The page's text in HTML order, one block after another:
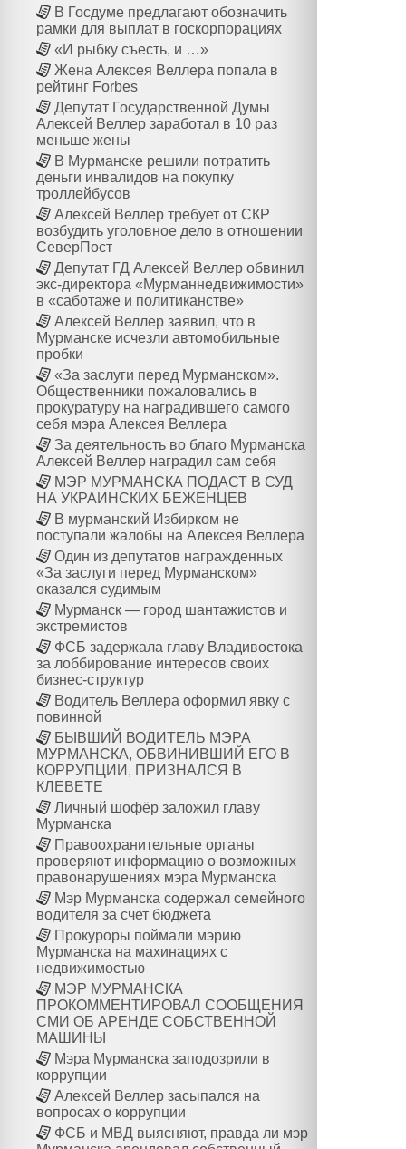
В Госдуме предлагают обозначить
рамки для выплат в госкорпорациях
«И рыбку съесть, и …»
Жена Алексея Веллера попала в
рейтинг Forbes
Депутат Государственной Думы
Алексей Веллер заработал в 10 раз
меньше жены
В Мурманске решили потратить
деньги инвалидов на покупку
троллейбусов
Алексей Веллер требует от СКР
возбудить уголовное дело в отношении
СеверПост
Депутат ГД Алексей Веллер обвинил
экс-директора «Мурманнедвижимости»
в «саботаже и политиканстве»
Алексей Веллер заявил, что в
Мурманске исчезли автомобильные
пробки
«За заслуги перед Мурманском».
Общественники пожаловались в
прокуратуру на наградившего самого
себя мэра Алексея Веллера
За деятельность во благо Мурманска
Алексей Веллер наградил сам себя
МЭР МУРМАНСКА ПОДАСТ В СУД
НА УКРАИНСКИХ БЕЖЕНЦЕВ
В мурманский Избирком не
поступали жалобы на Алексея Веллера
Один из депутатов награжденных
«За заслуги перед Мурманском»
оказался судимым
Мурманск — город шантажистов и
экстремистов
ФСБ задержала главу Владивостока
за лоббирование интересов своих
бизнес-структур
Водитель Веллера оформил явку с
повинной
БЫВШИЙ ВОДИТЕЛЬ МЭРА
МУРМАНСКА, ОБВИНИВШИЙ ЕГО В
КОРРУПЦИИ, ПРИЗНАЛСЯ В
КЛЕВЕТЕ
Личный шофёр заложил главу
Мурманска
Правоохранительные органы
проверяют информацию о возможных
правонарушениях мэра Мурманска
Мэр Мурманска содержал семейного
водителя за счет бюджета
Прокуроры поймали мэрию
Мурманска на махинациях с
недвижимостью
МЭР МУРМАНСКА
ПРОКОММЕНТИРОВАЛ СООБЩЕНИЯ
СМИ ОБ АРЕНДЕ СОБСТВЕННОЙ
МАШИНЫ
Мэра Мурманска заподозрили в
коррупции
Алексей Веллер засыпался на
вопросах о коррупции
ФСБ и МВД выясняют, правда ли мэр